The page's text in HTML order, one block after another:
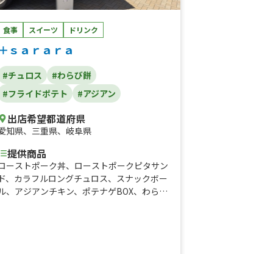
食事 スイーツ ドリンク
ｓａｒａｒａ
#チュロス
#わらび餅
#フライドポテト
#アジアン
出店希望都道府県
知県、 三重県、 岐阜県
提供商品
ーストポーク丼、ローストポークピタサン
、カラフルロングチュロス、スナックボー
、アジアンチキン、ポテナゲBOX、わらび